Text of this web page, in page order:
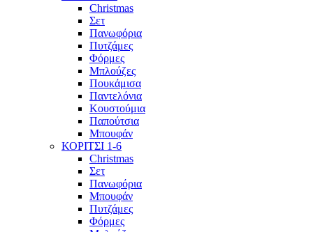
Christmas
Σετ
Πανωφόρια
Πυτζάμες
Φόρμες
Μπλούζες
Πουκάμισα
Παντελόνια
Κουστούμια
Παπούτσια
Μπουφάν
ΚΟΡΙΤΣΙ 1-6
Christmas
Σετ
Πανωφόρια
Μπουφάν
Πυτζάμες
Φόρμες